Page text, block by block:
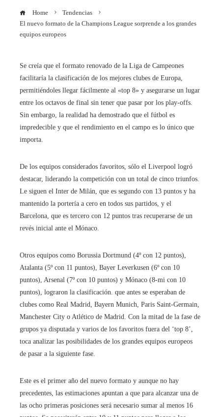
Home
Tendencias
El nuevo formato de la Champions League sorprende a los grandes
equipos europeos
Se creía que el formato renovado de la Liga de Campeones
facilitaría la clasificación de los mejores clubes de Europa,
permitiéndoles llegar fácilmente al «top 8» y asegurarse un lugar
entre los octavos de final sin tener que pasar por los play-offs.
Sin embargo, la realidad ha demostrado que el fútbol es
impredecible y que el rendimiento en el campo es lo único que
importa.
De los equipos considerados favoritos, sólo el Liverpool logró
destacar, liderando la competición con un total de cinco triunfos.
Le siguen el Inter de Milán, que es segundo con 13 puntos y ha
mantenido la portería a cero en todos sus partidos, y el
Barcelona, ​​que es tercero con 12 puntos tras recuperarse de un
revés inicial ante el Mónaco.
Otros equipos como Borussia Dortmund (4º con 12 puntos),
Atalanta (5º con 11 puntos), Bayer Leverkusen (6º con 10
puntos), Arsenal (7º con 10 puntos) y Mónaco (8-mi con 10
puntos), lograron la clasificación. que antes se esperaban de
clubes como Real Madrid, Bayern Munich, Paris Saint-Germain,
Manchester City o Atlético de Madrid. Con la mitad de la fase de
grupos ya disputada y varios de los favoritos fuera del ‘top 8’,
toca analizar las posibilidades de los grandes equipos europeos
de pasar a la siguiente fase.
Este es el primer año del nuevo formato y aunque no hay
precedentes, las estimaciones apuntan a que para alcanzar una de
las ocho primeras posiciones será necesario sumar al menos 16